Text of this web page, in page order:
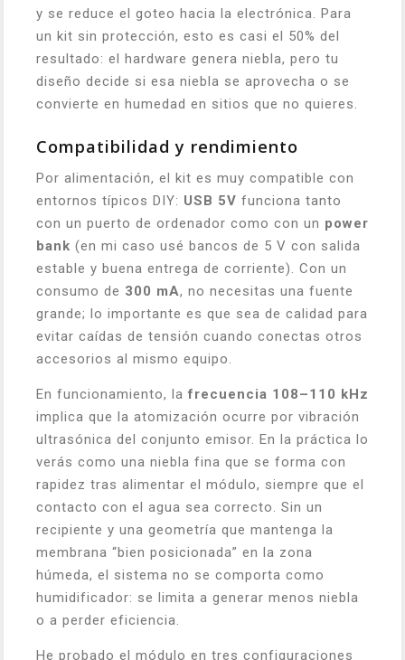
y se reduce el goteo hacia la electrónica. Para
un kit sin protección, esto es casi el 50% del
resultado: el hardware genera niebla, pero tu
diseño decide si esa niebla se aprovecha o se
convierte en humedad en sitios que no quieres.
Compatibilidad y rendimiento
Por alimentación, el kit es muy compatible con
entornos típicos DIY: USB 5V funciona tanto
con un puerto de ordenador como con un power
bank (en mi caso usé bancos de 5 V con salida
estable y buena entrega de corriente). Con un
consumo de 300 mA, no necesitas una fuente
grande; lo importante es que sea de calidad para
evitar caídas de tensión cuando conectas otros
accesorios al mismo equipo.
En funcionamiento, lafrecuencia 108–110 kHz
implica que la atomización ocurre por vibración
ultrasónica del conjunto emisor. En la práctica lo
verás como una niebla fina que se forma con
rapidez tras alimentar el módulo, siempre que el
contacto con el agua sea correcto. Sin un
recipiente y una geometría que mantenga la
membrana “bien posicionada” en la zona
húmeda, el sistema no se comporta como
humidificador: se limita a generar menos niebla
o a perder eficiencia.
He probado el módulo en tres configuraciones